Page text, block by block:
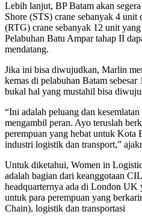
Lebih lanjut, BP Batam akan
Shore (STS) crane sebanyak 4
(RTG) crane sebanyak 12 unit
Pelabuhan Batu Ampar tahap II
mendatang.
Jika ini bisa diwujudkan, Marlin
kemas di pelabuhan Batam
bukal hal yang mustahil bisa
“Ini adalah peluang dan
mengambil peran. Ayo teruslah
perempuan yang hebat untuk Kota
industri logistik dan transport,”
Untuk diketahui, Women in
adalah bagian dari keanggotaan
headquarternya ada di London UK
untuk para perempuan yang
Chain), logistik dan transportasi